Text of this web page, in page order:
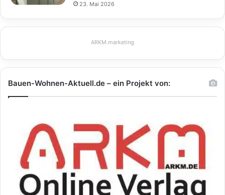
23. Mai 2026
ARKM.marketing
Bauen-Wohnen-Aktuell.de – ein Projekt von: